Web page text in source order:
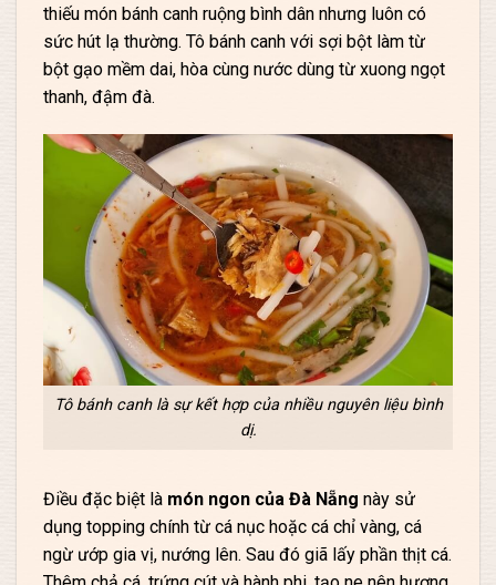
thiếu món bánh canh ruộng bình dân nhưng luôn có
sức hút lạ thường. Tô bánh canh với sợi bột làm từ
bột gạo mềm dai, hòa cùng nước dùng từ xuong ngọt
thanh, đậm đà.
Tô bánh canh là sự kết hợp của nhiều nguyên liệu bình
dị.
Điều đặc biệt là món ngon của Đà Nẵng này sử
dụng topping chính từ cá nục hoặc cá chỉ vàng, cá
ngừ ướp gia vị, nướng lên. Sau đó giã lấy phần thịt cá.